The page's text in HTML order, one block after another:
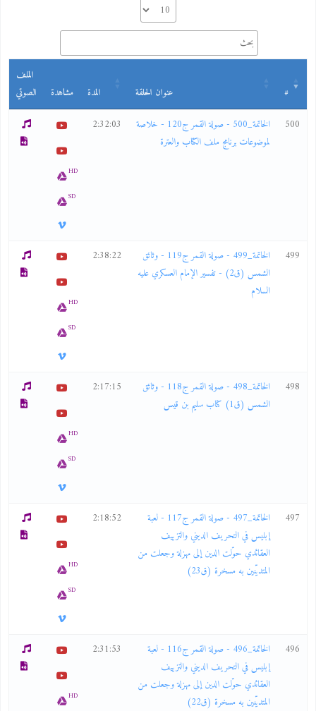
عنوان الحلقة المدة مشاهدة
الملف
الصوتي
500
الخاتمة_500 - صولة القمر ج120 - خلاصة
لموضوعات برنامج ملف الكتاب والعترة
2:32:03
HD
SD
499
الخاتمة_499 - صولة القمر ج119 - وثائق
الشمس (ق2) - تفسير الإمام العسكري عليه
السلام
2:38:22
HD
SD
498
الخاتمة_498 - صولة القمر ج118 - وثائق
الشمس (ق1) كتاب سليم بن قيس
2:17:15
HD
SD
497
الخاتمة_497 - صولة القمر ج117 - لعبة
إبليس في التحريف الديني والتزييف
العقائدي حوّلت الدين إلى مهزلة وجعلت من
المتديّنين به مسخرة (ق23)
2:18:52
HD
SD
496
الخاتمة_496 - صولة القمر ج116 - لعبة
إبليس في التحريف الديني والتزييف
العقائدي حوّلت الدين إلى مهزلة وجعلت من
المتديّنين به مسخرة (ق22)
2:31:53
HD